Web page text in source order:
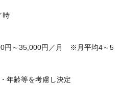
時
円～35,000円／月　※月平均4～5
年齢等を考慮し決定